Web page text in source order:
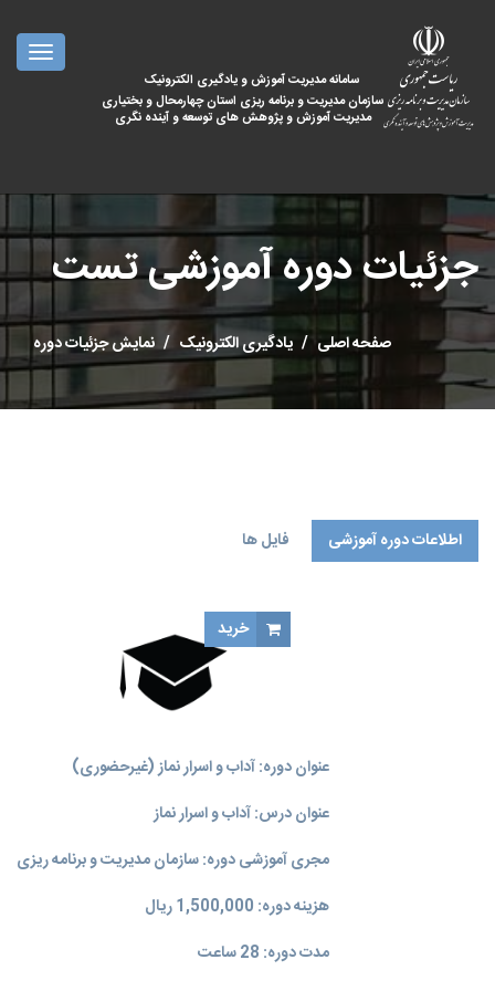
سامانه مدیریت آموزش و یادگیری الکترونیک
سازمان مدیریت و برنامه ریزی استان چهارمحال و بختیاری
مدیریت آموزش و پژوهش های توسعه و آینده نگری
جزئیات دوره آموزشی تست
صفحه اصلی یادگیری الکترونیک نمایش جزئیات دوره
اطلاعات دوره آموزشی فایل ها
عنوان دوره: آداب و اسرار نماز (غیرحضوری)
عنوان درس: آداب و اسرار نماز
مجری آموزشی دوره: سازمان مدیریت و برنامه‌ ریزی
هزینه دوره: 1,500,000 ریال
مدت دوره: 28 ساعت
خرید